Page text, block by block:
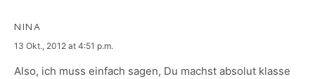
NINA
says:
13 Okt., 2012 at 4:51 p.m.
Also, ich muss einfach sagen, Du machst absolut klasse